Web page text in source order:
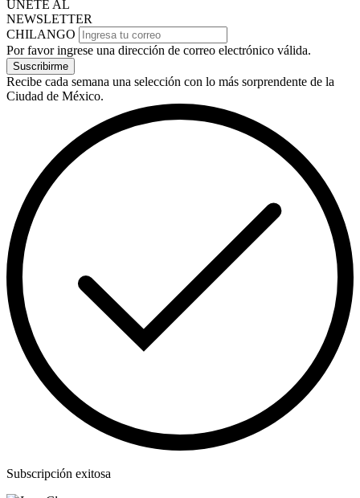
ÚNETE AL
NEWSLETTER
CHILANGO
Por favor ingrese una dirección de correo electrónico válida.
Suscribirme
Recibe cada semana una selección con lo más sorprendente de la
Ciudad de México.
Subscripción exitosa